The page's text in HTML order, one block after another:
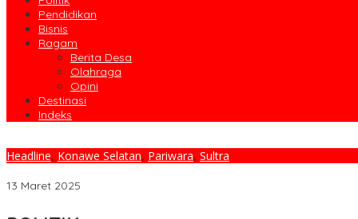
Pendidikan
Bisnis
Ragam
Berita Desa
Olahraga
Opini
Destinasi
Indeks
Headline, Konawe Selatan, Pariwara, Sultra
13 Maret 2025